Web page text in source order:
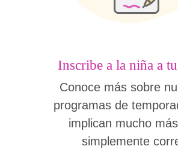
Inscribe a la niña a
Conoce más sobre
programas de
implican mucho
simplemente